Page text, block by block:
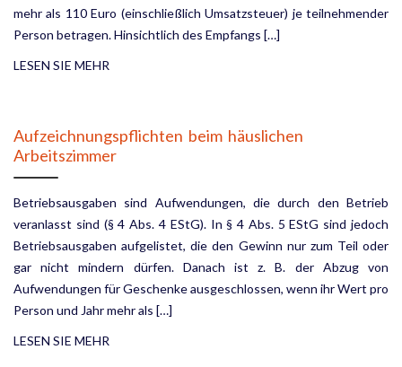
mehr als 110 Euro (einschließlich Umsatzsteuer) je teil­nehmender
Person betragen. Hinsichtlich des Empfangs […]
LESEN SIE MEHR
Aufzeichnungspflichten beim häuslichen
Arbeitszimmer
Betriebsausgaben sind Aufwendungen, die durch den Betrieb
veranlasst sind (§ 4 Abs. 4 EStG). In § 4 Abs. 5 EStG sind jedoch
Betriebsausgaben aufgelistet, die den Gewinn nur zum Teil oder
gar nicht mindern dürfen. Danach ist z. B. der Abzug von
Aufwendungen für Geschenke ausgeschlossen, wenn ihr Wert pro
Person und Jahr mehr als […]
LESEN SIE MEHR